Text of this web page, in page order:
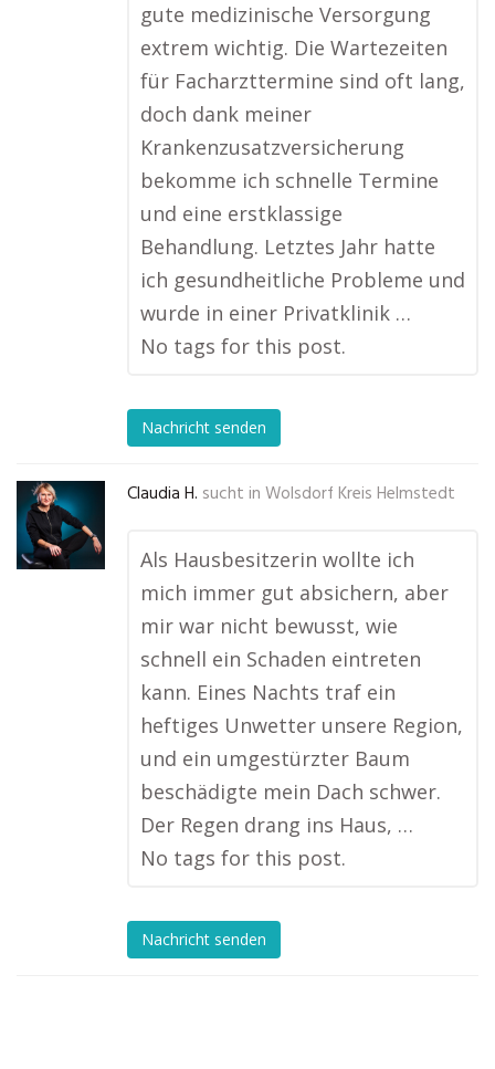
gute medizinische Versorgung
extrem wichtig. Die Wartezeiten
für Facharzttermine sind oft lang,
doch dank meiner
Krankenzusatzversicherung
bekomme ich schnelle Termine
und eine erstklassige
Behandlung. Letztes Jahr hatte
ich gesundheitliche Probleme und
wurde in einer Privatklinik …
No tags for this post.
Nachricht senden
Claudia H. sucht in Wolsdorf Kreis Helmstedt
Als Hausbesitzerin wollte ich
mich immer gut absichern, aber
mir war nicht bewusst, wie
schnell ein Schaden eintreten
kann. Eines Nachts traf ein
heftiges Unwetter unsere Region,
und ein umgestürzter Baum
beschädigte mein Dach schwer.
Der Regen drang ins Haus, …
No tags for this post.
Nachricht senden